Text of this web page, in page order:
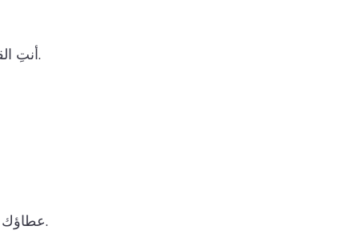
أنتِ القمر الذي ينير ظلمتي، والنجمة التي ترشد طريقي، والقلب الذي ينبض بداخلي.
عطاؤك مثل المطر الذي يروي كل الأزهار، وحبك مثل الأرض التي تحمل كل الأشجار.